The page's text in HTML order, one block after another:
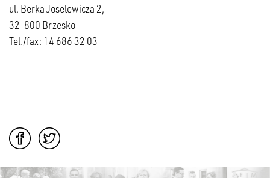
ul. Berka Joselewicza 2,
32-800 Brzesko
Tel./fax: 14 686 32 03